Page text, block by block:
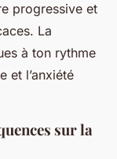
progressive et
La
à ton rythme
et l’anxiété
sur la